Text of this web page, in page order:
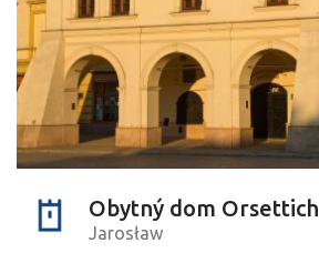
Obytný dom Orsettich
Jarosław